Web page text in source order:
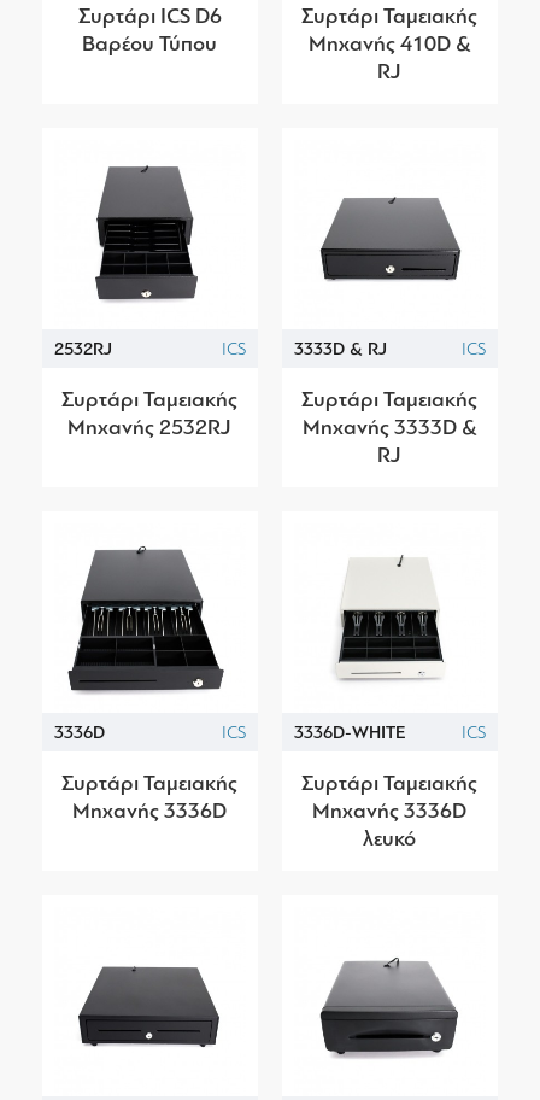
Συρτάρι ICS D6
Βαρέου Τύπου
Συρτάρι Ταμειακής
Μηχανής 410D &
RJ
2532RJ ICS
Συρτάρι Ταμειακής
Μηχανής 2532RJ
3333D & RJ ICS
Συρτάρι Ταμειακής
Μηχανής 3333D &
RJ
3336D ICS
Συρτάρι Ταμειακής
Μηχανής 3336D
3336D-WHITE ICS
Συρτάρι Ταμειακής
Μηχανής 3336D
λευκό